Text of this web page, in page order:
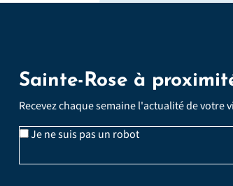
Sainte-Rose à
Recevez chaque semaine l'actualité de votre
Je ne suis pas un robotVeuillez laisser ce
Email